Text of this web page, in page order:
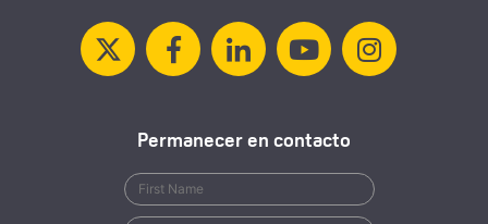
Permanecer en contacto